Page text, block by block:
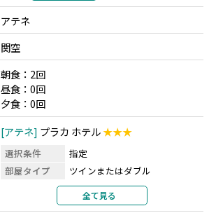
アテネ
関空
朝食：2回
昼食：0回
夕食：0回
アテネ プラカ ホテル★★★
選択条件
指定
部屋タイプ
ツインまたはダブル
2名1室利用
部屋カテゴリ
指定なし
全て見る